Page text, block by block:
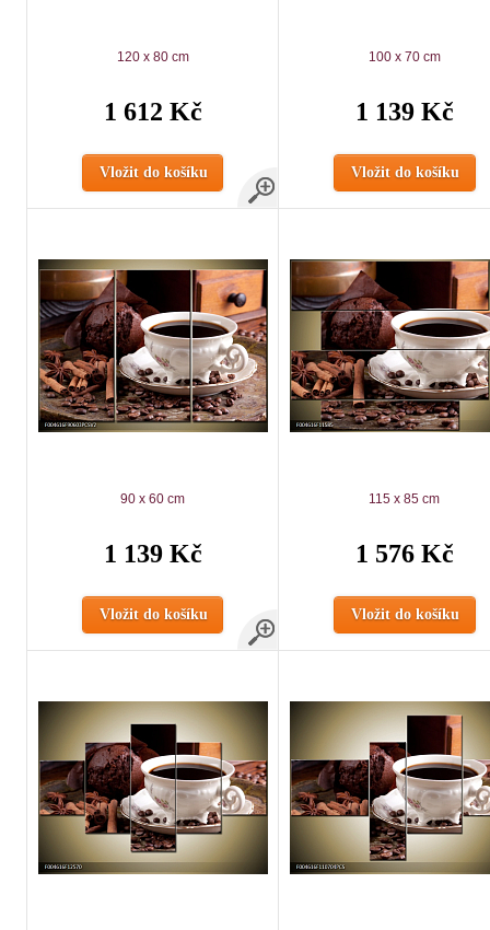
120 x 80 cm
1 612 Kč
Vložit do košíku
100 x 70 cm
1 139 Kč
Vložit do košíku
90 x 60 cm
1 139 Kč
Vložit do košíku
115 x 85 cm
1 576 Kč
Vložit do košíku